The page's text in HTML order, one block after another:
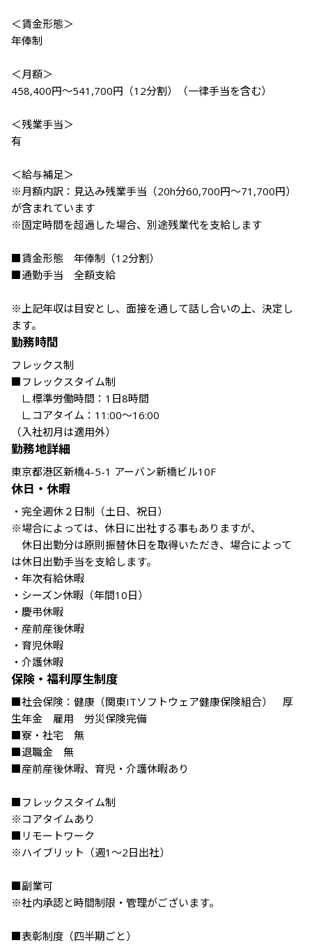
＜賃金形態＞
年俸制
＜月額＞
458,400円～541,700円（12分割）（一律手当を含む）
＜残業手当＞
有
＜給与補足＞
※月額内訳：見込み残業手当（20h分60,700円～71,700円）
が含まれています
※固定時間を超過した場合、別途残業代を支給します
■賃金形態　年俸制（12分割）
■通勤手当　全額支給
※上記年収は目安とし、面接を通して話し合いの上、決定し
ます。
勤務時間
フレックス制
■フレックスタイム制
∟標準労働時間：1日8時間
∟コアタイム：11:00～16:00
（入社初月は適用外）
勤務地詳細
東京都港区新橋4-5-1 アーバン新橋ビル10F
休日・休暇
・完全週休２日制（土日、祝日）
※場合によっては、休日に出社する事もありますが、
休日出勤分は原則振替休日を取得いただき、場合によって
は休日出勤手当を支給します。
・年次有給休暇
・シーズン休暇（年間10日）
・慶弔休暇
・産前産後休暇
・育児休暇
・介護休暇
保険・福利厚生制度
■社会保険：健康（関東ITソフトウェア健康保険組合）　厚
生年金　雇用　労災保険完備
■寮・社宅　無
■退職金　無
■産前産後休暇、育児・介護休暇あり
■フレックスタイム制
※コアタイムあり
■リモートワーク
※ハイブリット（週1～2日出社）
■副業可
※社内承認と時間制限・管理がございます。
■表彰制度（四半期ごと）